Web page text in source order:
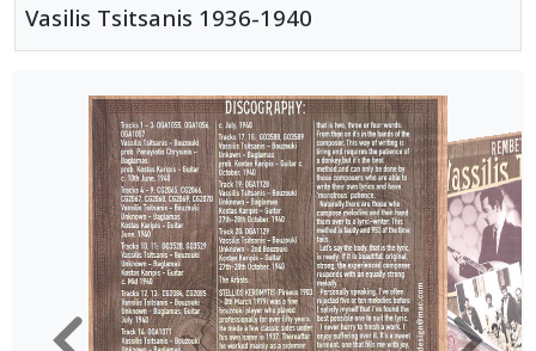
Vasilis Tsitsanis 1936-1940